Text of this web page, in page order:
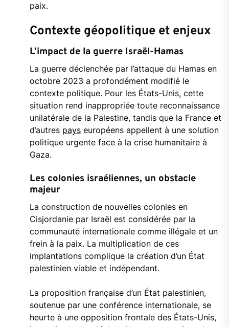
paix.
Contexte géopolitique et enjeux
L’impact de la guerre Israël-Hamas
La guerre déclenchée par l’attaque du Hamas en
octobre 2023 a profondément modifié le
contexte politique. Pour les États-Unis, cette
situation rend inappropriée toute reconnaissance
unilatérale de la Palestine, tandis que la France et
d’autres payseuropéens appellent à une solution
politique urgente face à la crise humanitaire à
Gaza.
Les colonies israéliennes, un obstacle
majeur
La construction de nouvelles colonies en
Cisjordanie par Israël est considérée par la
communauté internationale comme illégale et un
frein à la paix. La multiplication de ces
implantations complique la création d’un État
palestinien viable et indépendant.
La proposition française d’un État palestinien,
soutenue par une conférence internationale, se
heurte à une opposition frontale des États-Unis,